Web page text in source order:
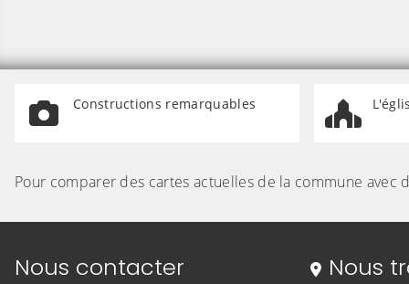
Constructions remarquables
Pour comparer des cartes actuelles de la commune
Informations de contact
Nous contacter Nous